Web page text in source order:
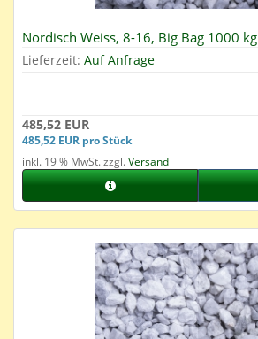
Nordisch Weiss, 8-16, Big Bag 1000 kg
Lieferzeit: Auf Anfrage
485,52 EUR
485,52 EUR pro Stück
inkl. 19 % MwSt. zzgl.Versand